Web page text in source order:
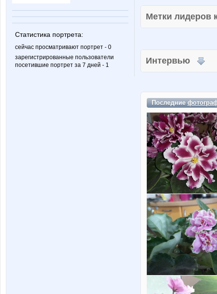
Статистика портрета:
сейчас просматривают портрет - 0
зарегистрированные пользователи
посетившие портрет за 7 дней - 1
Метки
Интервью
Последние